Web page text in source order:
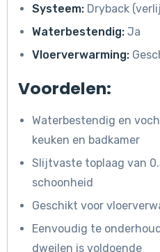
Systeem: Dryback
Waterbestendig: Ja
Vloerverwarming:
Voordelen:
Waterbestendig en
keuken en badkamer
Slijtvaste toplaag van
schoonheid
Geschikt voor
Eenvoudig te
dweilen is voldoende